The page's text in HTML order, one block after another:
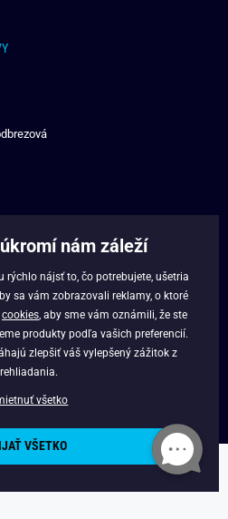
Všetky práva vyhradené. webdesign ©
nám záleží
rýchlo nájsť to, čo potrebujete, ušetria
sa vám zobrazovali reklamy, o ktoré
cookies , aby sme vám oznámili, že ste
produkty podľa vašich preferencií.
zlepšiť váš vylepšený zážitok z
všetko
VŠETKO